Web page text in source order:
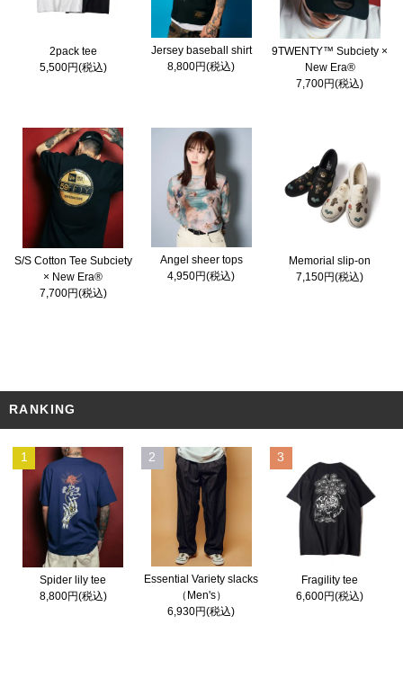
2pack tee
5,500円(税込)
Jersey baseball shirt
8,800円(税込)
9TWENTY™ Subciety ×
New Era®
7,700円(税込)
S/S Cotton Tee Subciety
× New Era®
7,700円(税込)
Angel sheer tops
4,950円(税込)
Memorial slip-on
7,150円(税込)
RANKING
1
Spider lily tee
8,800円(税込)
2
Essential Variety slacks
（Men's）
6,930円(税込)
3
Fragility tee
6,600円(税込)